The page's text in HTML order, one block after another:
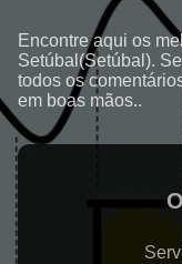
Encontre aqui os
Setúbal(Setúbal).
todos os
em boas mãos..